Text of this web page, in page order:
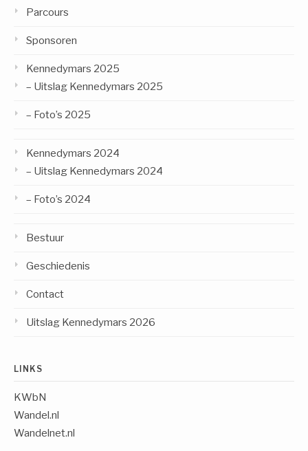
Parcours
Sponsoren
Kennedymars 2025
– Uitslag Kennedymars 2025
– Foto’s 2025
Kennedymars 2024
– Uitslag Kennedymars 2024
– Foto’s 2024
Bestuur
Geschiedenis
Contact
Uitslag Kennedymars 2026
LINKS
KWbN
Wandel.nl
Wandelnet.nl